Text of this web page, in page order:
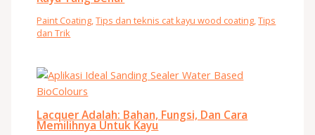
Paint Coating,Tips dan teknis cat kayu wood coating,Tips
dan Trik
Lacquer Adalah: Bahan, Fungsi, Dan Cara
Memilihnya Untuk Kayu